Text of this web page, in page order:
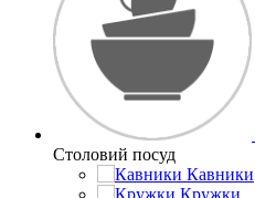
Столовий посуд
Кавники
Кружки